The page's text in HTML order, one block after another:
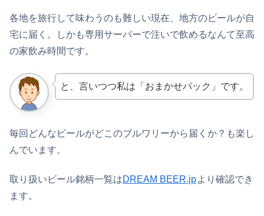
各地を旅行して味わうのも難しい現在、地方のビールが自
宅に届く。しかも専用サーバーで注いで飲めるなんて至高
の家飲み時間です。
と、言いつつ私は「おまかせパック」です。
毎回どんなビールがどこのブルワリーから届くか？も楽し
んでいます。
取り扱いビール銘柄一覧はDREAM BEER.jpより確認でき
ます。